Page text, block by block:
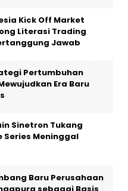
Kick Off Market
Literasi Trading
Jawab
Pertumbuhan
Era Baru
Sinetron Tukang
Series Meninggal
Baru Perusahaan